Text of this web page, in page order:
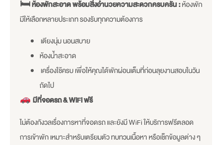
🛏ห้องพักสะอาด พร้อมสิ่งอำนวยความสะดวกครบครัน :ห้องพัก
มีให้เลือกหลายประเภท รองรับทุกความต้องการ
เตียงนุ่ม นอนสบาย
ห้องน้ำสะอาด
เครื่องใช้ครบ เพื่อให้คุณได้พักผ่อนเต็มที่ก่อนลุยงานสอบในวัน
ถัดไป
มีที่จอดรถ & WiFi ฟรี
ไม่ต้องกังวลเรื่องการหาที่จอดรถ และยังมี WiFi ให้บริการฟรีตลอด
การเข้าพัก เหมาะสำหรับเตรียมตัว ทบทวนเนื้อหา หรือเช็กข้อมูลต่าง ๆ